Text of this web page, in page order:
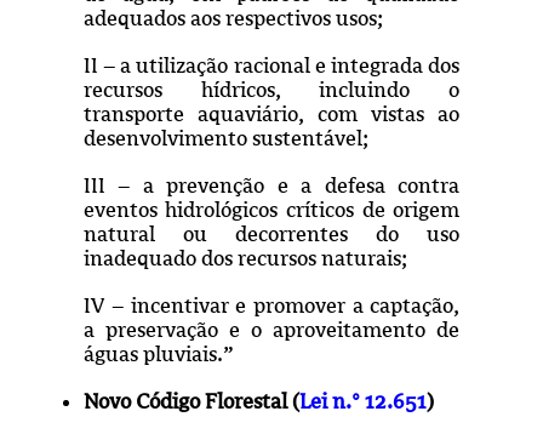
adequados aos respectivos usos;
II – a utilização racional e integrada dos
recursos hídricos, incluindo o
transporte aquaviário, com vistas ao
desenvolvimento sustentável;
III – a prevenção e a defesa contra
eventos hidrológicos críticos de origem
natural ou decorrentes do uso
inadequado dos recursos naturais;
IV – incentivar e promover a captação,
a preservação e o aproveitamento de
águas pluviais.”
Novo Código Florestal (Lei n.° 12.651)